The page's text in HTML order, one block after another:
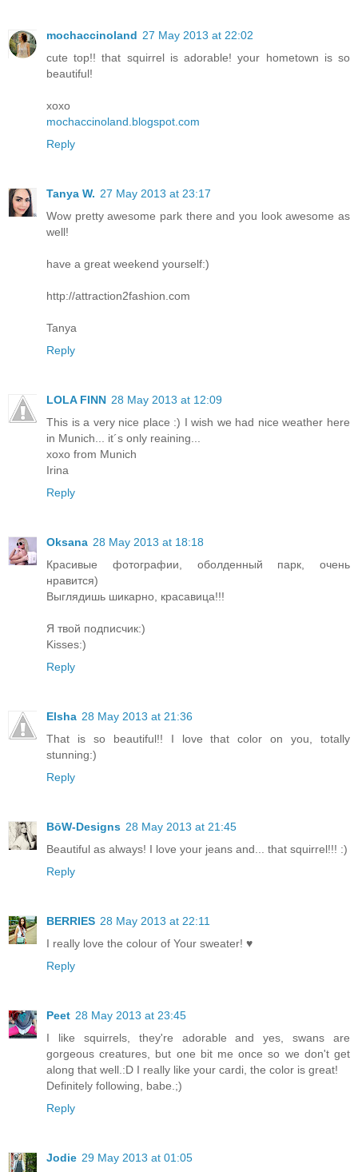
mochaccinoland 27 May 2013 at 22:02
cute top!! that squirrel is adorable! your hometown is so
beautiful!
xoxo
mochaccinoland.blogspot.com
Reply
Tanya W. 27 May 2013 at 23:17
Wow pretty awesome park there and you look awesome as
well!
have a great weekend yourself:)
http://attraction2fashion.com
Tanya
Reply
LOLA FINN 28 May 2013 at 12:09
This is a very nice place :) I wish we had nice weather here
in Munich... it´s only reaining...
xoxo from Munich
Irina
Reply
Oksana 28 May 2013 at 18:18
Красивые фотографии, оболденный парк, очень
нравится)
Выглядишь шикарно, красавица!!!
Я твой подписчик:)
Kisses:)
Reply
Elsha 28 May 2013 at 21:36
That is so beautiful!! I love that color on you, totally
stunning:)
Reply
BōW-Designs 28 May 2013 at 21:45
Beautiful as always! I love your jeans and... that squirrel!!! :)
Reply
BERRIES 28 May 2013 at 22:11
I really love the colour of Your sweater! ♥
Reply
Peet 28 May 2013 at 23:45
I like squirrels, they're adorable and yes, swans are
gorgeous creatures, but one bit me once so we don't get
along that well.:D I really like your cardi, the color is great!
Definitely following, babe.;)
Reply
Jodie 29 May 2013 at 01:05